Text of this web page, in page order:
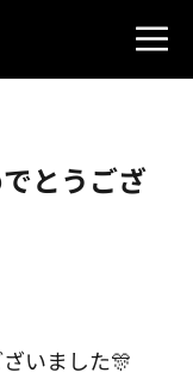
でとうござ
いました🎊